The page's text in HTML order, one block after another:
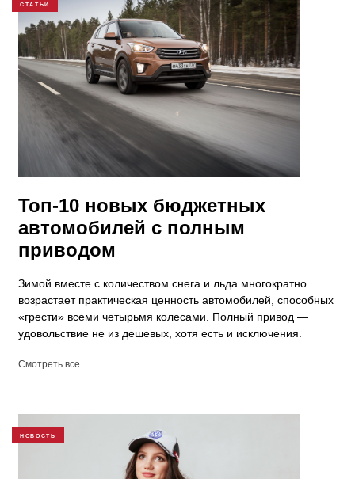
СТАТЬИ
Топ-10 новых бюджетных
автомобилей с полным
приводом
Зимой вместе с количеством снега и льда многократно
возрастает практическая ценность автомобилей, способных
«грести» всеми четырьмя колесами. Полный привод —
удовольствие не из дешевых, хотя есть и исключения.
Смотреть все
НОВОСТЬ